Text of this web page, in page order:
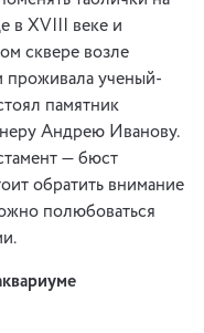
в XVIII веке и
сквере возле
проживала ученый-
памятник
Андрею Иванову.
— бюст
обратить внимание
полюбоваться